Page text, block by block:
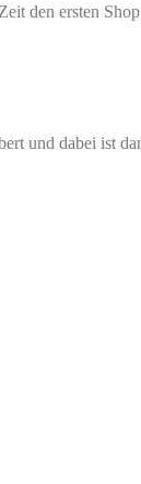
den ersten
und dabei ist